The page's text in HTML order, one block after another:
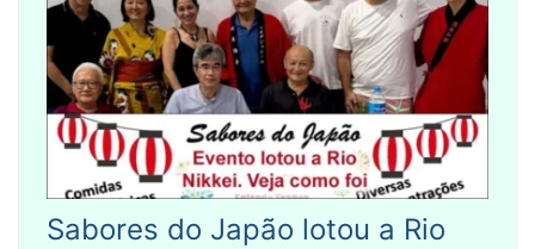
Sabores do Japão lotou a Rio